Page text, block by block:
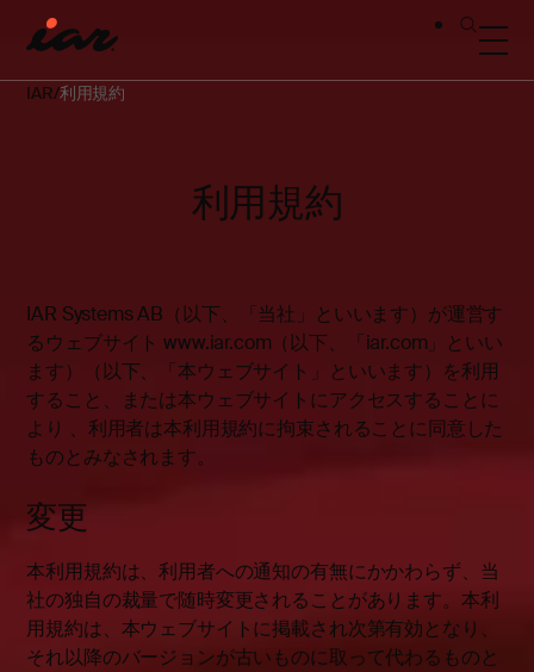
IAR 利用規約
利用規約
IAR Systems AB（以下、「当社」といいます）が運営す
るウェブサイトwww.iar.com（以下、「iar.com」といい
ます）（以下、「本ウェブサイト」といいます）を利用
すること、または本ウェブサイトにアクセスすることに
より 、利用者は本利用規約に拘束されることに同意した
ものとみなされます。
変更
本利用規約は、利用者への通知の有無にかかわらず、当
社の独自の裁量で随時変更されることがあります。本利
用規約は、本ウェブサイトに掲載され次第有効となり、
それ以降のバージョンが古いものに取って代わるものと